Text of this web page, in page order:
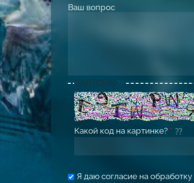
Ваш вопрос *
CAPTCHA
Какой код на картинке? *
Я даю согласие на обработку